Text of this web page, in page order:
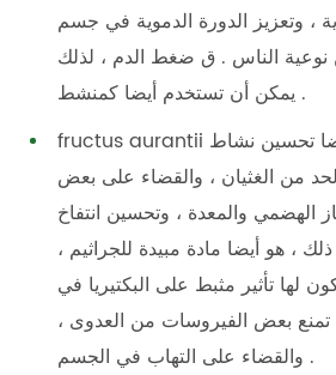
، وتعزيز الدورة الدموية في جسم
نوعية الناس . ق ضغط الدم ، لذلك
يمكن أن تستخدم أيضا كمنشط .
fructus aurantii استخراج يمكن أيضا تحسين نشاط
من الغثيان ، والقضاء على بعض
الهضمي والمعدة ، وتحسين انتفاخ
، هو أيضا مادة مبيدة للجراثيم ،
لها تأثير مثبط على البكتيريا في
بعض الفيروسات من العدوى ،
والقضاء على التهاب في الجسم .